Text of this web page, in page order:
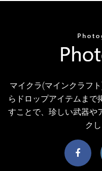
マイクラ(マインクラフ
らドロップアイテムまで
すことで、珍しい武器や
ク